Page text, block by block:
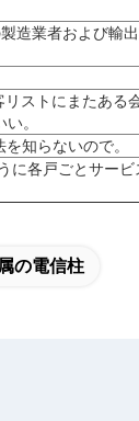
造業者および
ストにまたあ
。
知らないので。
各戸ごとサー
の電信柱